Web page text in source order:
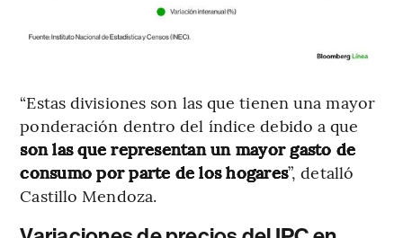
“Estas divisiones son las que tienen una mayor
ponderación dentro del índice debido a que
son las que representan un mayor gasto de
consumo por parte de los hogares”, detalló
Castillo Mendoza.